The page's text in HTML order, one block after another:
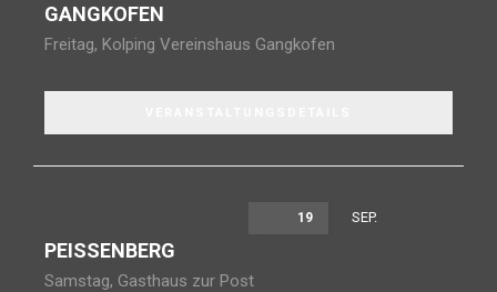
GANGKOFEN
Freitag, Kolping Vereinshaus Gangkofen
19 SEP.
PEISSENBERG
Samstag, Gasthaus zur Post